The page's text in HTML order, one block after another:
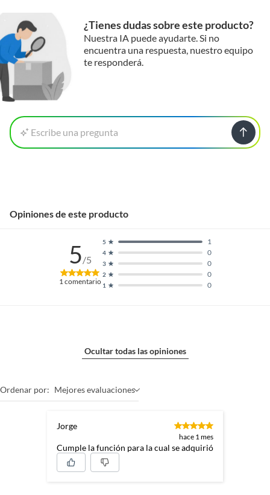
¿Tienes dudas sobre este producto?
Nuestra IA puede ayudarte. Si no
encuentra una respuesta, nuestro equipo
te responderá.
Escribe una pregunta
Opiniones de este producto
5/5
1comentario 1 0
2 0
3 0
4 0
5 1
Ocultar todas las opiniones
Ordenar por: Mejores evaluaciones
Jorge
hace 1 mes
Cumple la función para la cual se adquirió